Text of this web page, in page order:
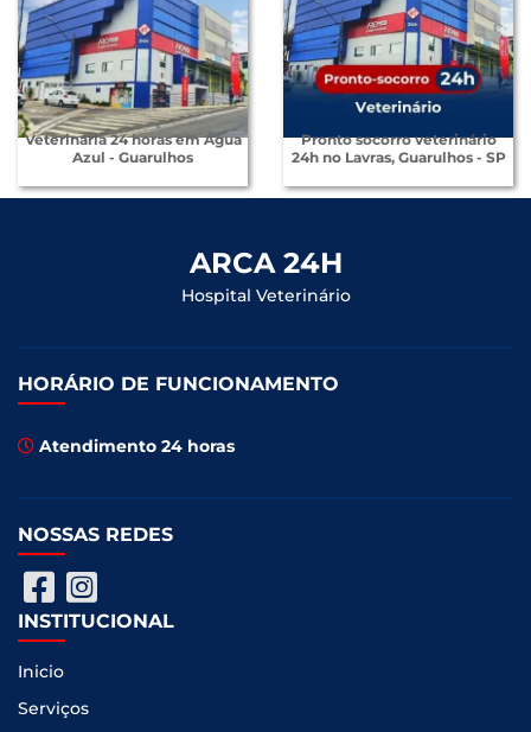
Veterinária 24 horas em Água
Azul - Guarulhos
Pronto socorro veterinário
24h no Lavras, Guarulhos - SP
ARCA 24H
Hospital Veterinário
HORÁRIO DE FUNCIONAMENTO
Atendimento 24 horas
NOSSAS REDES
INSTITUCIONAL
Inicio
Serviços